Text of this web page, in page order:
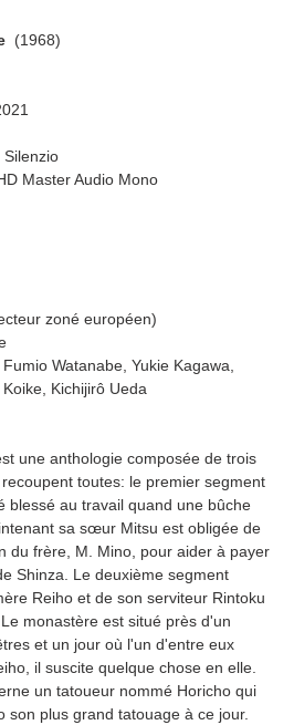
(1968)
Silenzio
Master Audio Mono
zoné européen)
Watanabe, Yukie Kagawa,
Kichijirô Ueda
une anthologie composée de trois
toutes: le premier segment
blessé au travail quand une bûche
sa sœur Mitsu est obligée de
du frère, M. Mino, pour aider à payer
Shinza. Le deuxième segment
Reiho et de son serviteur Rintoku
monastère est situé près d'un
et un jour où l'un d'entre eux
il suscite quelque chose en elle.
un tatoueur nommé Horicho qui
son plus grand tatouage à ce jour.